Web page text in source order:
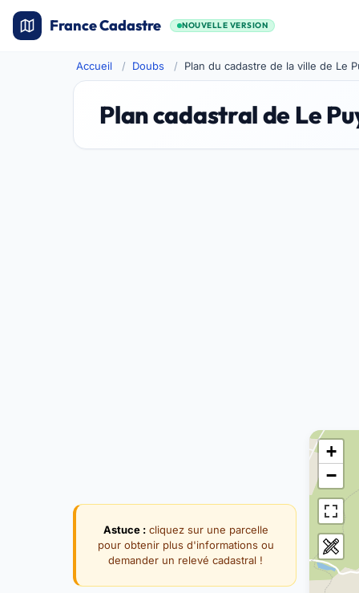
France Cadastre NOUVELLE VERSION
Accueil Doubs Plan du cadastre de la ville de Le
Plan cadastral de Le
Astuce :cliquez sur une parcelle
pour obtenir plus d'informations ou
demander un relevé cadastral !
+
−